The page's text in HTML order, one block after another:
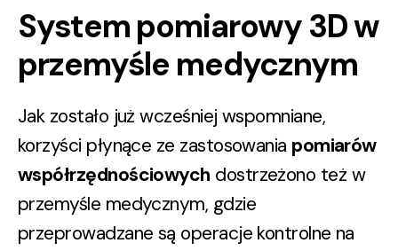
System pomiarowy 3D w
przemyśle medycznym
Jak zostało już wcześniej wspomniane,
korzyści płynące ze zastosowania pomiarów
współrzędnościowych dostrzeżono też w
przemyśle medycznym, gdzie
przeprowadzane są operacje kontrolne na